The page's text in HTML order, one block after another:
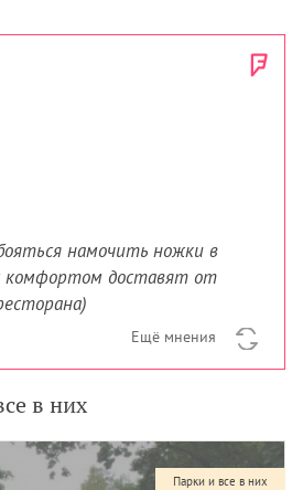
намочить ножки в
комфортом доставят от
Ещё мнения
в них
Парки и все в них